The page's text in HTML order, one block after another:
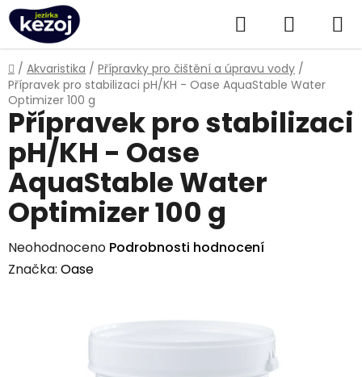
Přejít
na
obsah
Hledat
KOŠÍK
Domů
/ Akvaristika / Přípravky pro čištění a úpravu vody /
Přípravek pro stabilizaci pH/KH - Oase AquaStable Water
Optimizer 100 g
Přípravek pro stabilizaci
pH/KH - Oase
AquaStable Water
Optimizer 100 g
Průměrné
hodnocení
Neohodnoceno Podrobnosti hodnocení
Značka: Oase